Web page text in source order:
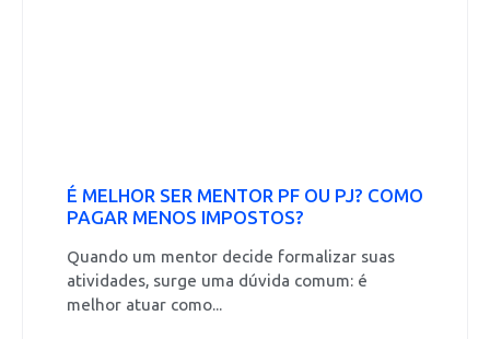
É MELHOR SER MENTOR PF OU PJ? COMO
PAGAR MENOS IMPOSTOS?
Quando um mentor decide formalizar suas
atividades, surge uma dúvida comum: é
melhor atuar como...